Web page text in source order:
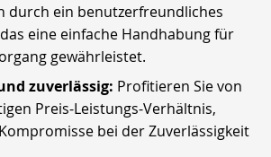
durch ein benutzerfreundliches
eine einfache Handhabung für
gewährleistet.
zuverlässig: Profitieren Sie von
Preis-Leistungs-Verhältnis,
bei der Zuverlässigkeit